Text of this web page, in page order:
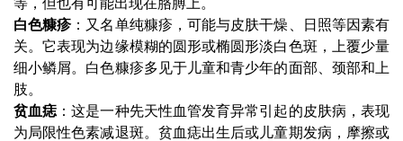
白色糠疹：又名单纯糠疹，可能与皮肤干燥、日照等因素有
关。它表现为边缘模糊的圆形或椭圆形淡白色斑，上覆少量
细小鳞屑。白色糠疹多见于儿童和青少年的面部、颈部和上
肢。
贫血痣 ：这是一种先天性血管发育异常引起的皮肤病，表现
为局限性色素减退斑。贫血痣出生后或儿童期发病，摩擦或